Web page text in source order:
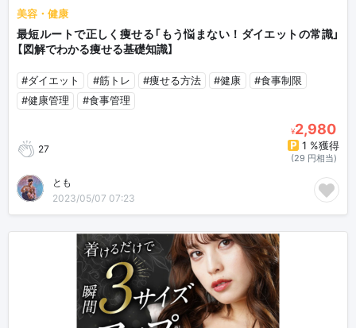
美容・健康
最短ルートで正しく痩せる「もう悩まない！ダイエットの常識」
【図解でわかる痩せる基礎知識】
#ダイエット #筋トレ #痩せる方法 #健康
#食事制限
#健康管理
#食事管理
27
¥2,980
1 %獲得
(29 円相当)
とも
2023/05/07 07:23